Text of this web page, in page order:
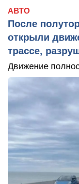
АВТО
После
открыли
трассе,
Движение